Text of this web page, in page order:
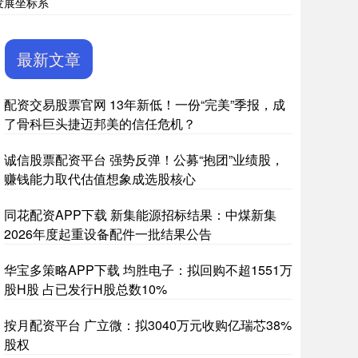
最新文章
配资交易股票官网 13年新低！一份“完美”季报，成
了骨科巨头捷迈邦美的信任危机？
诚信股票配资平台 强势反弹！公募“抱团”业绩股，
赚钱能力取代估值想象成选股核心
同花配资APP下载 新集能源招标结果：中煤新集
2026年度起重设备配件一批结果公告
华宝多策略APP下载 均胜电子：拟回购不超1551万
股H股 占已发行H股总数10%
按月配资平台 广立微：拟3040万元收购亿瑞芯38%
股权